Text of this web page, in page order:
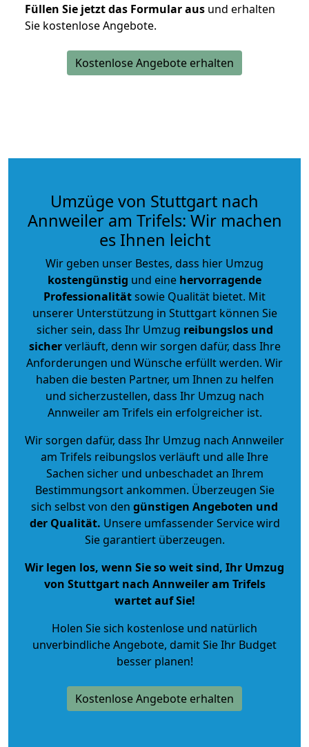
Füllen Sie jetzt das Formular aus und erhalten
Sie kostenlose Angebote.
Kostenlose Angebote erhalten
Umzüge von Stuttgart nach
Annweiler am Trifels: Wir machen
es Ihnen leicht
Wir geben unser Bestes, dass hier Umzug
kostengünstig und eine hervorragende
Professionalitätsowie Qualität bietet. Mit
unserer Unterstützung in Stuttgart können Sie
sicher sein, dass Ihr Umzug reibungslos und
sicherverläuft, denn wir sorgen dafür, dass Ihre
Anforderungen und Wünsche erfüllt werden. Wir
haben die besten Partner, um Ihnen zu helfen
und sicherzustellen, dass Ihr Umzug nach
Annweiler am Trifels ein erfolgreicher ist.
Wir sorgen dafür, dass Ihr Umzug nach Annweiler
am Trifels reibungslos verläuft und alle Ihre
Sachen sicher und unbeschadet an Ihrem
Bestimmungsort ankommen. Überzeugen Sie
sich selbst von den günstigen Angeboten und
der Qualität. Unsere umfassender Service wird
Sie garantiert überzeugen.
Wir legen los, wenn Sie so weit sind, Ihr Umzug
von Stuttgart nach Annweiler am Trifels
wartet auf Sie!
Holen Sie sich kostenlose und natürlich
unverbindliche Angebote, damit Sie Ihr Budget
besser planen!
Kostenlose Angebote erhalten